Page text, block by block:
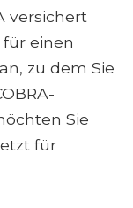
versichert
für einen
zu dem Sie
Sie
für